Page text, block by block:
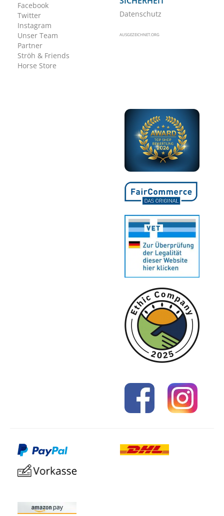
Facebook
Twitter
Instagram
Unser Team
Partner
Ströh & Friends
Horse Store
Datenschutz
AUSGEZEICHNET.ORG